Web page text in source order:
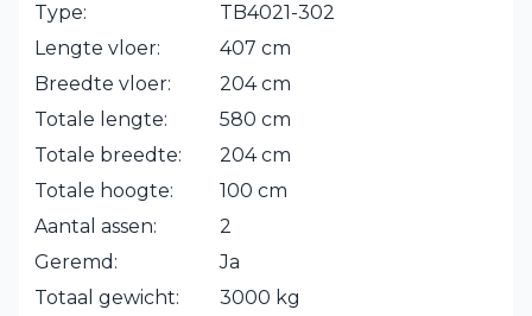
Type:
TB4021-302
Lengte vloer:
407 cm
Breedte vloer:
204 cm
Totale lengte:
580 cm
Totale breedte:
204 cm
Totale hoogte:
100 cm
Aantal assen:
2
Geremd:
Ja
Totaal gewicht:
3000 kg